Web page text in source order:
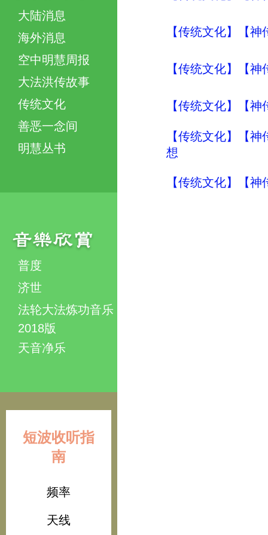
大陆消息
海外消息
空中明慧周报
大法洪传故事
传统文化
善恶一念间
明慧丛书
普度
济世
法轮大法炼功音乐
2018版
天音净乐
短波收听指
南
频率
天线
【传统文化】【
【传统文化】【
【传统文化】【
【传统文化】【
想
【传统文化】【